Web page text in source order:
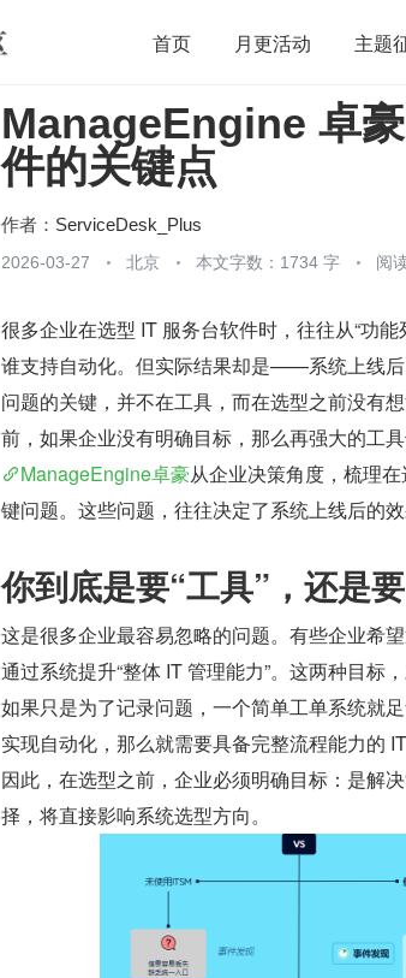
首页 月更活动 主题
开源 架构 OpenHarmony 算法
团队管理 程序员
ManageEngine 卓
件的关键点
作者： ServiceDesk_Plus
2026-03-27 北京 本文字数：1734 字 阅
很多企业在选型 IT 服务台软件时，往往从“功
谁支持自动化。但实际结果却是——系统上线后
问题的关键，并不在工具，而在选型之前没有
前，如果企业没有明确目标，那么再强大的工具
ManageEngine卓豪从企业决策角度，梳理
键问题。这些问题，往往决定了系统上线后的效
你到底是要“工具”，还是
这是很多企业最容易忽略的问题。有些企业希
通过系统提升“整体 IT 管理能力”。这两种目标
如果只是为了记录问题，一个简单工单系统就
实现自动化，那么就需要具备完整流程能力的
因此，在选型之前，企业必须明确目标：是解
择，将直接影响系统选型方向。